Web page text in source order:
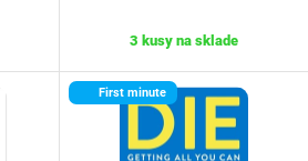
3 kusy na sklade
First minute